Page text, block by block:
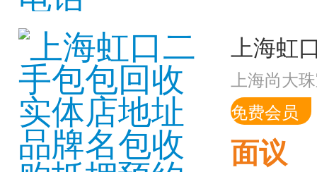
上海尚大
免费会员
面议